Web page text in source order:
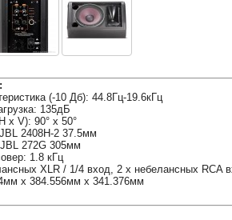
(-10 Дб): 44.8Гц-19.6кГц
135дБ
x V): 90° x 50°
2408H-2 37.5мм
272G 305мм
1.8 кГц
XLR / 1/4 вход, 2 x небелансных RCA
x 384.556мм x 341.376мм